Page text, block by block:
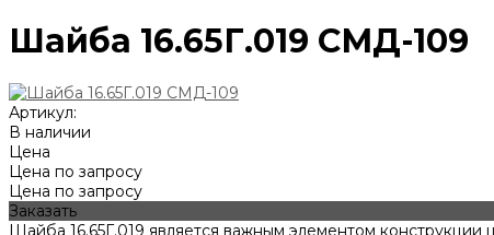
Шайба 16.65Г.019 СМД-109
Артикул:
В наличии
Цена
Цена по запросу
Цена по запросу
Заказать
Шайба 16.65Г.019 является важным элементом